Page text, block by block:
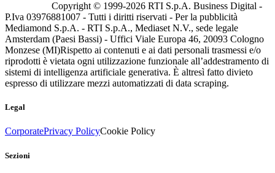
Copyright © 1999-2026 RTI S.p.A. Business Digital -
P.Iva 03976881007 - Tutti i diritti riservati - Per la pubblicità
Mediamond S.p.A. - RTI S.p.A., Mediaset N.V., sede legale
Amsterdam (Paesi Bassi) - Uffici Viale Europa 46, 20093 Cologno
Monzese (MI)Rispetto ai contenuti e ai dati personali trasmessi e/o
riprodotti è vietata ogni utilizzazione funzionale all’addestramento di
sistemi di intelligenza artificiale generativa. È altresì fatto divieto
espresso di utilizzare mezzi automatizzati di data scraping.
Legal
CorporatePrivacy PolicyCookie Policy
Sezioni